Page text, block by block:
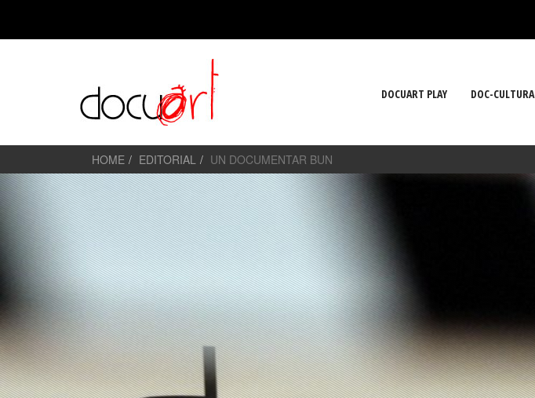
DOCUART PLAY DOC-CULTURA
HOME EDITORIAL UN DOCUMENTAR BUN